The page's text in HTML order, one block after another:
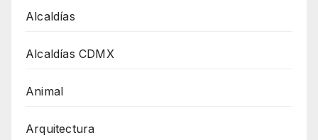
Alcaldías
Alcaldías CDMX
Animal
Arquitectura